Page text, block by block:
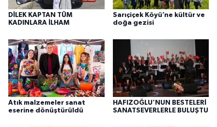
DİLEK KAPTAN TÜM
KADINLARA İLHAM
Sarıçiçek Köyü’ne kültür ve
doğa gezisi
Atık malzemeler sanat
eserine dönüştürüldü
HAFIZOĞLU’NUN BESTELERİ
SANATSEVERLERLE BULUŞTU